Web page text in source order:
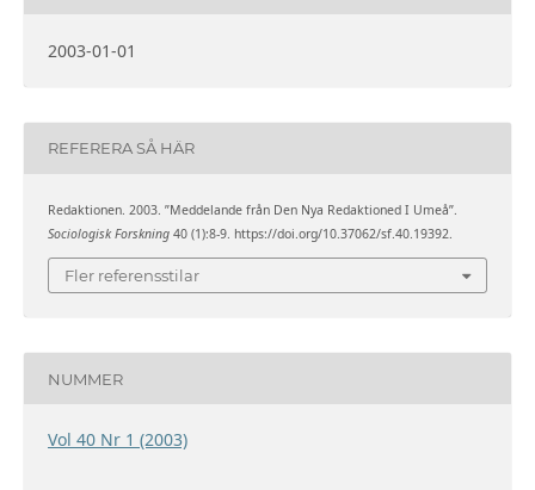
2003-01-01
REFERERA SÅ HÄR
Redaktionen. 2003. ”Meddelande från Den Nya Redaktioned I Umeå”.
Sociologisk Forskning40 (1):8-9. https://doi.org/10.37062/sf.40.19392.
Fler referensstilar
NUMMER
Vol 40 Nr 1 (2003)